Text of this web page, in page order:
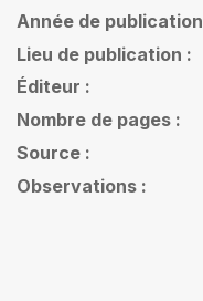
Année de publication
Lieu de publication
Éditeur
Nombre de pages
Source
Observations